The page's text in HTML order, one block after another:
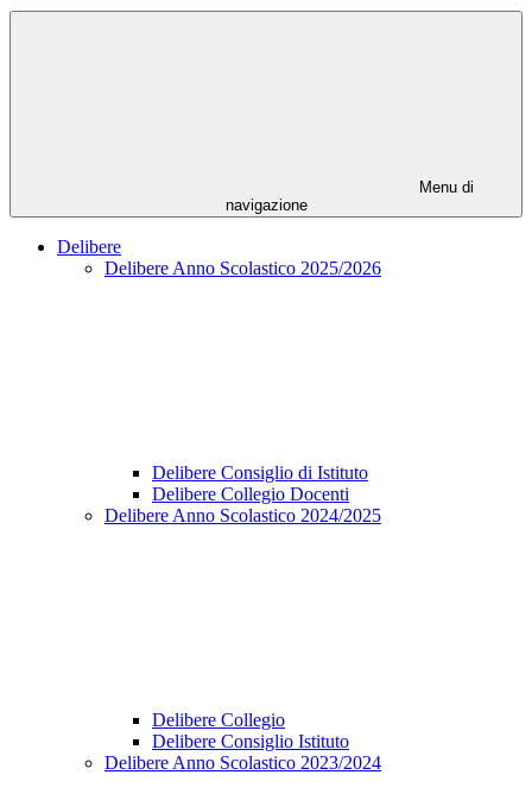
Menu di
navigazione
Delibere
Delibere Anno Scolastico 2025/2026
Delibere Consiglio di Istituto
Delibere Collegio Docenti
Delibere Anno Scolastico 2024/2025
Delibere Collegio
Delibere Consiglio Istituto
Delibere Anno Scolastico 2023/2024